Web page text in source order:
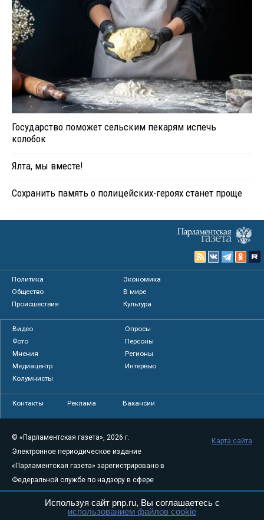
Государство поможет сельским пекарям испечь
колобок
Ялта, мы вместе!
Сохранить память о полицейских-героях станет проще
Политика
Экономика
Общество
В мире
Происшествия
Культура
Видео
Опросы
Фото
Персоны
Мнения
Регионы
Медиацентр
Интервью
Колумнисты
Контакты Реклама Вакансии
© «Парламентская газета», 2026 г.
Электронное периодическое издание
«Парламентская газета» зарегистрировано в
Федеральной службе по надзору в сфере
связи, информационных технологий и
массовых коммуникаций (Роскомнадзор) 05
Карта сайта
Используя сайт pnp.ru, Вы соглашаетесь с
использованием файлов cookie